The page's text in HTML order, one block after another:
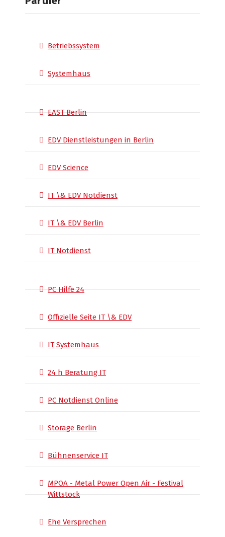
Betriebssystem
Systemhaus
EAST Berlin
EDV Dienstleistungen in Berlin
EDV Science
IT \& EDV Notdienst
IT \& EDV Berlin
IT Notdienst
PC Hilfe 24
Offizielle Seite IT \& EDV
IT Systemhaus
24 h Beratung IT
PC Notdienst Online
Storage Berlin
Bühnenservice IT
MPOA - Metal Power Open Air - Festival
Wittstock
Ehe Versprechen